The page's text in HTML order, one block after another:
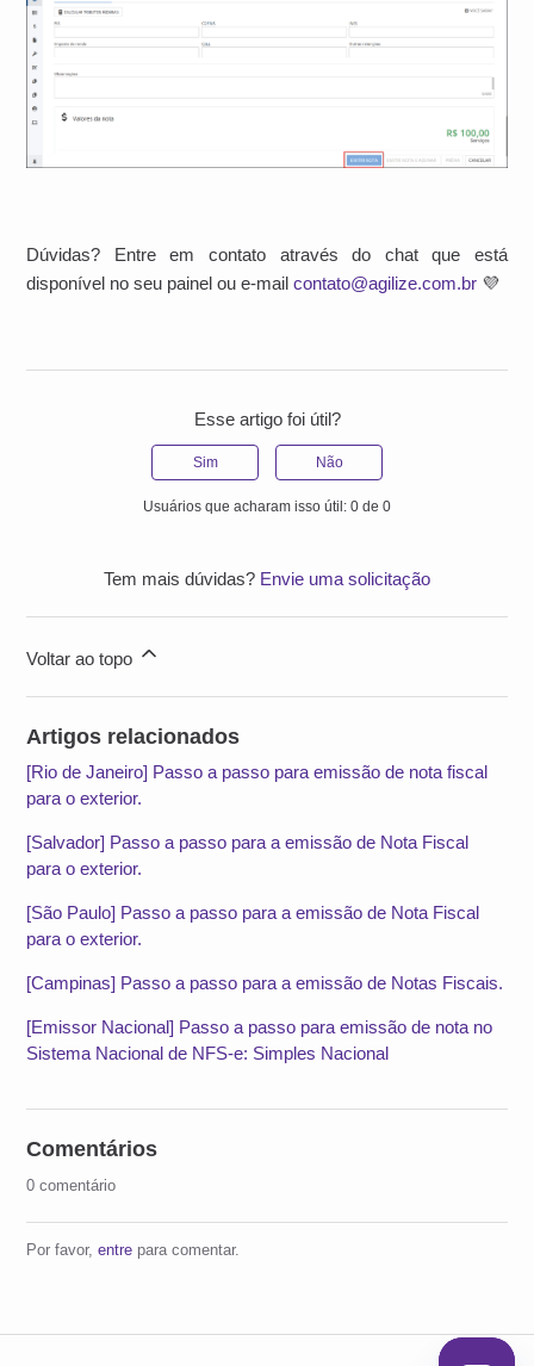
Dúvidas? Entre em contato através do chat que está
disponível no seu painel ou e-mailcontato@agilize.com.br 💜
Esse artigo foi útil?
Sim Não
Usuários que acharam isso útil: 0 de 0
Tem mais dúvidas? Envie uma solicitação
Voltar ao topo
Artigos relacionados
[Rio de Janeiro] Passo a passo para emissão de nota fiscal
para o exterior.
[Salvador] Passo a passo para a emissão de Nota Fiscal
para o exterior.
[São Paulo] Passo a passo para a emissão de Nota Fiscal
para o exterior.
[Campinas] Passo a passo para a emissão de Notas Fiscais.
[Emissor Nacional] Passo a passo para emissão de nota no
Sistema Nacional de NFS-e: Simples Nacional
Comentários
0 comentário
Por favor,entre para comentar.